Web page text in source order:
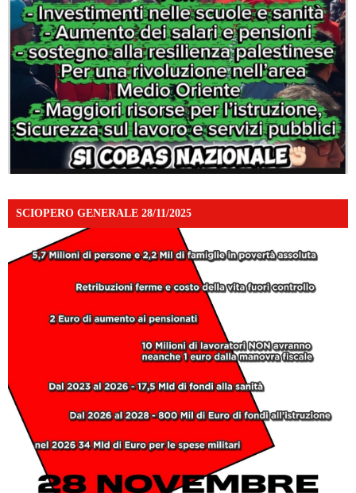
SCIOPERO GENERALE 28/11/2025